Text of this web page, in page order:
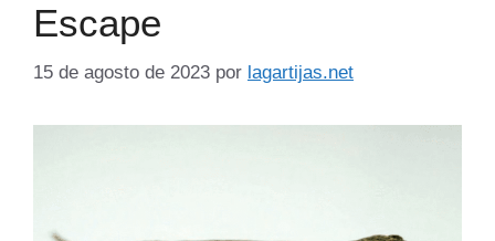
Escape
15 de agosto de 2023 por lagartijas.net